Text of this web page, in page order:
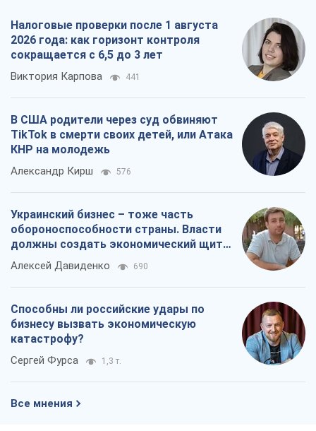
Налоговые проверки после 1 августа
2026 года: как горизонт контроля
сокращается с 6,5 до 3 лет
Виктория Карпова 441
В США родители через суд обвиняют
TikTok в смерти своих детей, или Атака
КНР на молодежь
Александр Кирш 576
Украинский бизнес – тоже часть
обороноспособности страны. Власти
должны создать экономический щит
для компаний
Алексей Давиденко 690
Способны ли российские удары по
бизнесу вызвать экономическую
катастрофу?
Сергей Фурса 1,3 т.
Все мнения